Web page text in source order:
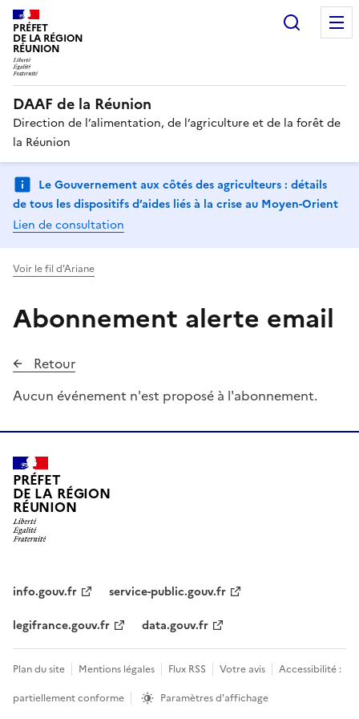
PRÉFET
DE LA RÉGION
RÉUNION
DAAF de la Réunion
Direction de l’alimentation, de l’agriculture et de la forêt de
la Réunion
Le Gouvernement aux côtés des agriculteurs : détails
de tous les dispositifs d’aides liés à la crise au Moyen-Orient
Lien de consultation
Voir le fil d'Ariane
Abonnement alerte email
Retour
Aucun événement n'est proposé à l'abonnement.
PRÉFET
DE LA RÉGION
RÉUNION
info.gouv.fr
service-public.gouv.fr
legifrance.gouv.fr
data.gouv.fr
Plan du site Mentions légales Flux RSS Votre avis
Accessibilité :
partiellement conforme
Paramètres d'affichage